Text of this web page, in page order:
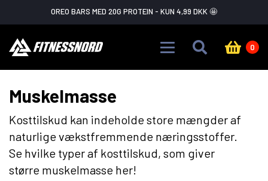
Skip to main contentFLASH SALE ADVARSEL!GÅ IKKE GLIP AF DET
0
Muskelmasse
Kosttilskud kan indeholde store mængder af
naturlige vækstfremmende næringsstoffer.
Se hvilke typer af kosttilskud, som giver
større muskelmasse her!